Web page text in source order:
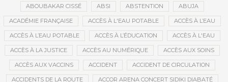
ABOUBAKAR CISSÉ ABSI ABSTENTION ABUJA
ACADÉMIE FRANÇAISE ACCÈS À L'EAU POTABLE ACCÈS À L’EAU
ACCÈS À L’EAU POTABLE ACCÈS À L’ÉDUCATION ACCÈS À L'EAU
ACCÈS À LA JUSTICE ACCÈS AU NUMÉRIQUE ACCÈS AUX SOINS
ACCÈS AUX VACCINS ACCIDENT ACCIDENT DE CIRCULATION
ACCIDENTS DE LA ROUTE ACCOR ARENA CONCERT SIDIKI DIABATÉ